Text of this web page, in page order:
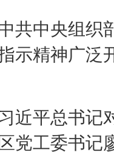
中央组织部
示精神广泛
平总书记
党工委书记